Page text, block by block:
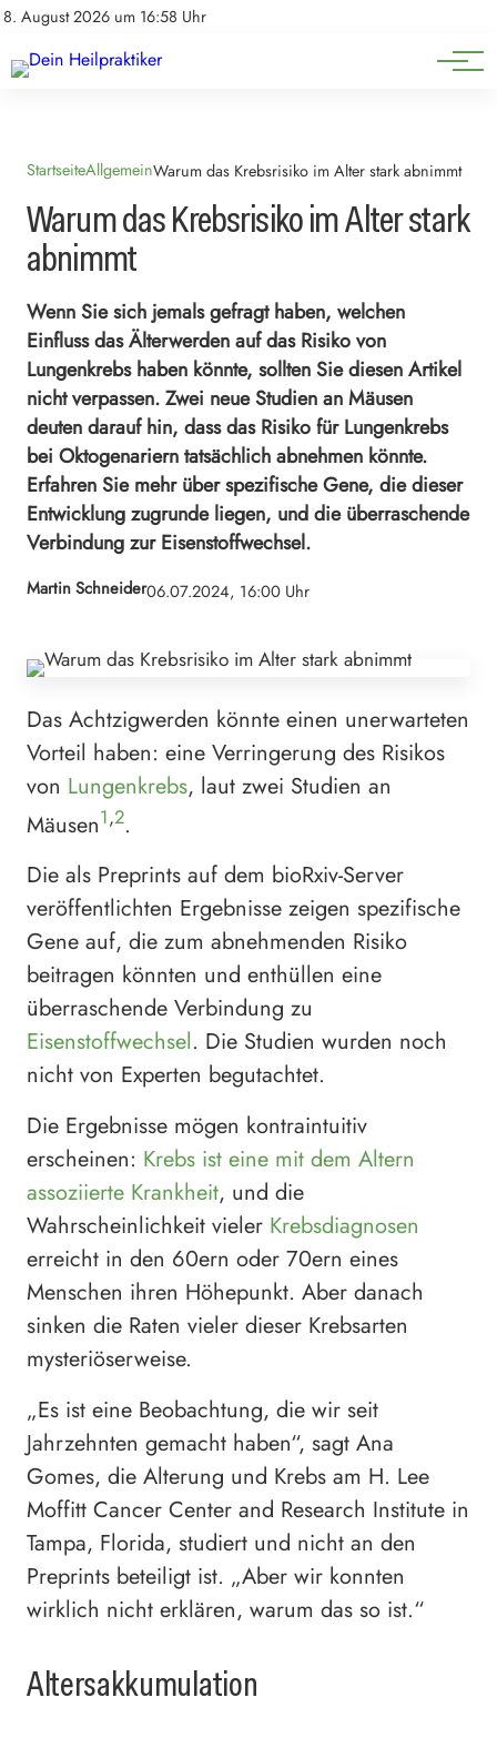
8. August 2026 um 16:58 Uhr
Impressum
Natürliche Medizin
Heilpflanzen & Kräuterkunde
StartseiteAllgemeinWarum das Krebsrisiko im Alter stark abnimmt
Warum das Krebsrisiko im Alter stark
abnimmt
Wenn Sie sich jemals gefragt haben, welchen
Einfluss das Älterwerden auf das Risiko von
Lungenkrebs haben könnte, sollten Sie diesen Artikel
nicht verpassen. Zwei neue Studien an Mäusen
deuten darauf hin, dass das Risiko für Lungenkrebs
bei Oktogenariern tatsächlich abnehmen könnte.
Erfahren Sie mehr über spezifische Gene, die dieser
Entwicklung zugrunde liegen, und die überraschende
Verbindung zur Eisenstoffwechsel.
Martin Schneider06.07.2024, 16:00 Uhr
Das Achtzigwerden könnte einen unerwarteten
Vorteil haben: eine Verringerung des Risikos
von Lungenkrebs, laut zwei Studien an
Mäusen1,2.
Die als Preprints auf dem bioRxiv-Server
veröffentlichten Ergebnisse zeigen spezifische
Gene auf, die zum abnehmenden Risiko
beitragen könnten und enthüllen eine
überraschende Verbindung zu
Eisenstoffwechsel. Die Studien wurden noch
nicht von Experten begutachtet.
Die Ergebnisse mögen kontraintuitiv
erscheinen: Krebs ist eine mit dem Altern
assoziierte Krankheit, und die
Wahrscheinlichkeit vieler Krebsdiagnosen
erreicht in den 60ern oder 70ern eines
Menschen ihren Höhepunkt. Aber danach
sinken die Raten vieler dieser Krebsarten
mysteriöserweise.
„Es ist eine Beobachtung, die wir seit
Jahrzehnten gemacht haben“, sagt Ana
Gomes, die Alterung und Krebs am H. Lee
Moffitt Cancer Center and Research Institute in
Tampa, Florida, studiert und nicht an den
Preprints beteiligt ist. „Aber wir konnten
wirklich nicht erklären, warum das so ist.“
Altersakkumulation